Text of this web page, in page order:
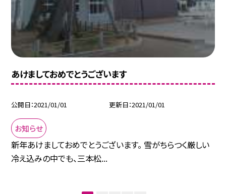
あけましておめでとうございます
公開日 2021/01/01 更新日 2021/01/01
お知らせ
新年あけましておめでとうございます。 雪がちらつく厳しい
冷え込みの中でも、三本松...